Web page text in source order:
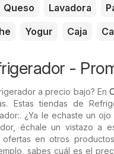
Queso Lavadora
Yogur Caja
-
a precio bajo? En
Estas tiendas de
¿Ya le echaste un
échale un vistazo a
ofertas en otros
sabes cuál es el